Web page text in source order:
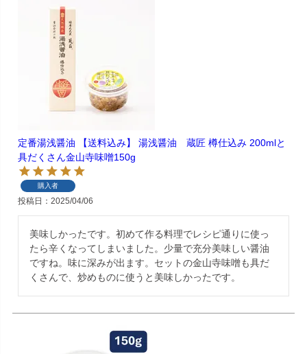
定番湯浅醤油 【送料込み】 湯浅醤油 蔵匠 樽仕込み 200mlと
具だくさん金山寺味噌150g
購入者
投稿日 2025/04/06
美味しかったです。初めて作る料理でレシピ通りに使っ
たら辛くなってしまいました。少量で充分美味しい醤油
ですね。味に深みが出ます。セットの金山寺味噌も具だ
くさんで、炒めものに使うと美味しかったです。